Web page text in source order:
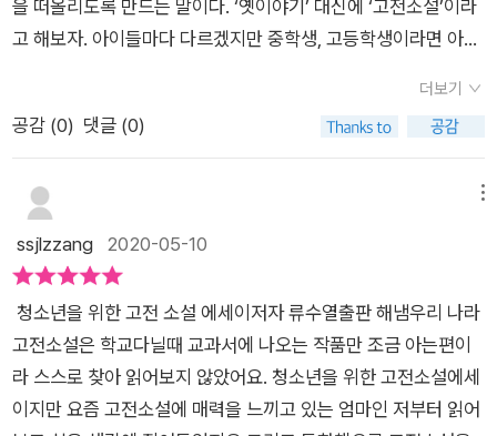
살면서 고민해 볼 수 있는 내용이라 주제를 생각하면서 고전을 읽
는다면 매우 즐거운 독서시간을 보낼 수 있다.
보다 가족 모두 함께 읽는 것을 추천하고 싶습니다.익숙한 내용들
된 분위기에서 짧지만 여운이 오래 남는 내용들을 읽고혼자 웃으
면서 기분좋게 마무리 할수 있었던 책이었습니다.고전이라 책을
읽다가 조금 어려운 단어들은 바로 옆에 단어 사전처럼 표기를 해
주고 있어서이해가 훨씬 쉬웠던 점이 칭찬할 만 합니다작품 더 살
펴보기와 생각해 보기를 통해서 읽고 난 후 독서후기를 써 보는것
처럼 생각 정리를 할수 있으니 많은 도움이 됩니다.이 책은 학생
들에게도 아주 유익하고 교과에도 도움이 많이 될거라 여깁니다.
고전소설 속에서 현대인들이 살아가는 지혜를 찾아 볼수 있었던
시간이었습니다.
을 떠올리도록 만드는 말이다. ‘옛이야기’ 대신에 ‘고전소설’이라
고 해보자. 아이들마다 다르겠지만 중학생, 고등학생이라면 아마
련지어서 골치 아파할 말이 아닐까 싶다. ‘여는 글’에서 저자가
‘독자 입장에서는 일방적 공감도, 일방적 거부도 어려운 것이 고
이것이 고전문학의 매력이라고도 적고 있다. 독자 입장에서 느끼
옛이야기들을 4가지 주제로 나눴다. ‘주체적인 삶의 시작’, ‘인간
는 것’으로 나누었는데, 이렇게 나누어 놓은 주제별 이야기는 각
각 그 안에서 또다시 세부적으로 갈래지어 다룬다. 차례를 잘 살
펴서 읽는 것만으로도 주제별로 머릿속에 쏙쏙 담을 수 있어 참
좋다.‘청소년’이라는 단어를 책 제목에 넣은 만큼, 다루고 있는 작
더보기
공감 (0) 댓글 (0)
ssjlzzang 2020-05-10
청소년을 위한 고전 소설 에세이저자 류수열출판 해냄​우리 나라
고전소설은 학교다닐때 교과서에 나오는 작품만 조금 아는편이
라 스스로 찾아 읽어보지 않았어요. 청소년을 위한 고전소설에세
이지만 요즘 고전소설에 매력을 느끼고 있는 엄마인 저부터 읽어